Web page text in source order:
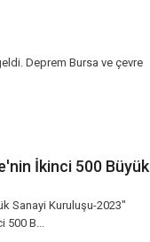
Deprem Bursa ve çevre
İkinci 500 Büyük
Sanayi Kuruluşu-2023"
500 B...